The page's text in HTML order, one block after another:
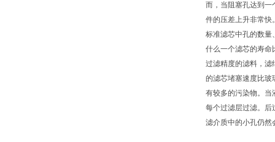
而，当阻塞孔达到一
件的压差上升非常快
标准滤芯中孔的数量
什么一个滤芯的寿命
过滤精度的滤料，滤
的滤芯堵塞速度比玻
有较多的污染物。当
每个过滤层过滤。后
滤介质中的小孔仍然